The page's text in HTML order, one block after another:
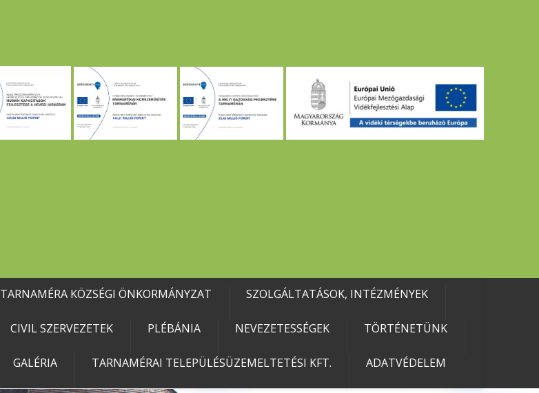
TARNAMÉRA KÖZSÉGI ÖNKORMÁNYZAT SZOLGÁLTATÁSOK, INTÉZMÉNYEK
CIVIL SZERVEZETEK PLÉBÁNIA NEVEZETESSÉGEK TÖRTÉNETÜNK
GALÉRIA TARNAMÉRAI TELEPÜLÉSÜZEMELTETÉSI KFT. ADATVÉDELEM